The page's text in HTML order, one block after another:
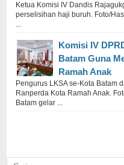
Ketua Komisi IV Dandis
perselisihan haji buruh. Foto/
...
Komisi IV
Batam Guna
Ramah Anak
Pengurus LKSA se-Kota Batam
Ranperda Kota Ramah Anak.
Batam gelar ...